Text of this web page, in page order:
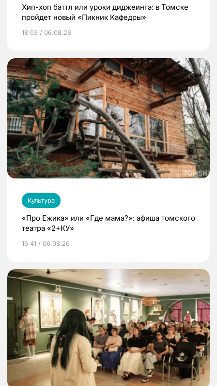
Хип-хоп баттл или уроки диджеинга: в Томске
пройдет новый «Пикник Кафедры»
18:03 / 06.08.26
Культура
«Про Ежика» или «Где мама?»: афиша томского
театра «2+КУ»
16:41 / 06.08.26